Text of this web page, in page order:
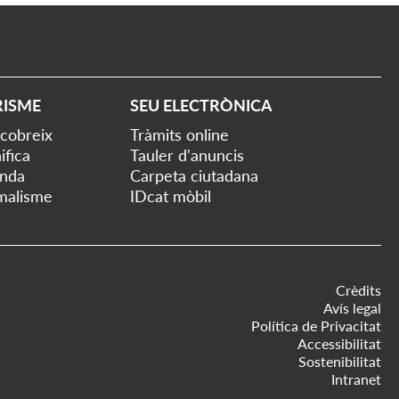
SEU ELECTRÒNICA
Tràmits online
Tauler d'anuncis
Carpeta ciutadana
IDcat mòbil
Crèdits
Avís legal
Política de Privacitat
Accessibilitat
Sostenibilitat
Intranet